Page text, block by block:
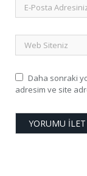
Daha sonraki
adresim ve site